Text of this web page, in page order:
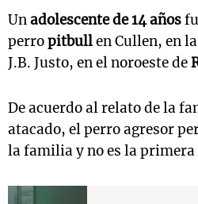
Unadolescente de 14 años
perropitbullen Cullen, en
J.B. Justo, en el noroeste de
De acuerdo al relato de la
atacado, el perro agresor
la familia y no es la primera